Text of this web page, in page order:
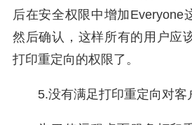
后在安全权限中增加Everyone
然后确认，这样所有的用户应
打印重定向的权限了。
5.没有满足打印重定向对客